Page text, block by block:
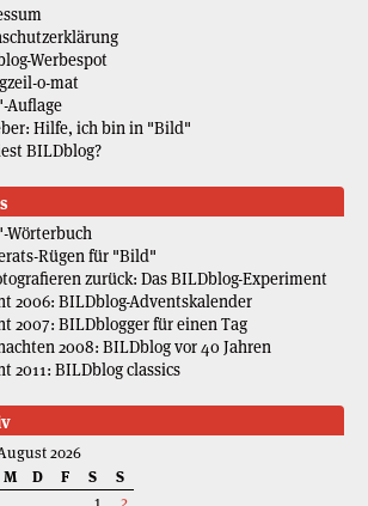
Werbespot
o-mat
Auflage
Hilfe, ich bin in "Bild"
BILDblog?
Wörterbuch
Rügen für "Bild"
zurück: Das BILDblog-Experiment
2006: BILDblog-Adventskalender
2007: BILDblogger für einen Tag
2008: BILDblog vor 40 Jahren
2011: BILDblog classics
2026
M D F S
S
1
2